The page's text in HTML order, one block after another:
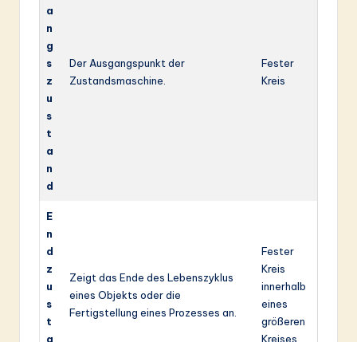
a
n
g
s
z
u
s
t
a
n
d
Der Ausgangspunkt der
Zustandsmaschine.
Fester
Kreis
E
n
d
z
u
s
t
a
Zeigt das Ende des Lebenszyklus
eines Objekts oder die
Fertigstellung eines Prozesses an.
Fester
Kreis
innerhalb
eines
größeren
Kreises